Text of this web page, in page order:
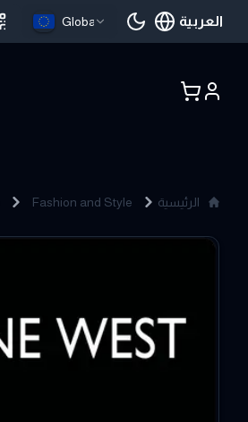
Global العربية
اللغة الحالية
الرئيسية Fashion and Style
Nine West